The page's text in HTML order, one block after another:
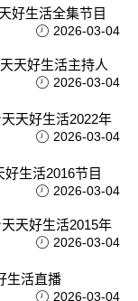
好生活全集节目
2026-03-04
天好生活主持人
2026-03-04
天好生活2022年
2026-03-04
生活2016节目
2026-03-04
天好生活2015年
2026-03-04
生活直播
2026-03-04